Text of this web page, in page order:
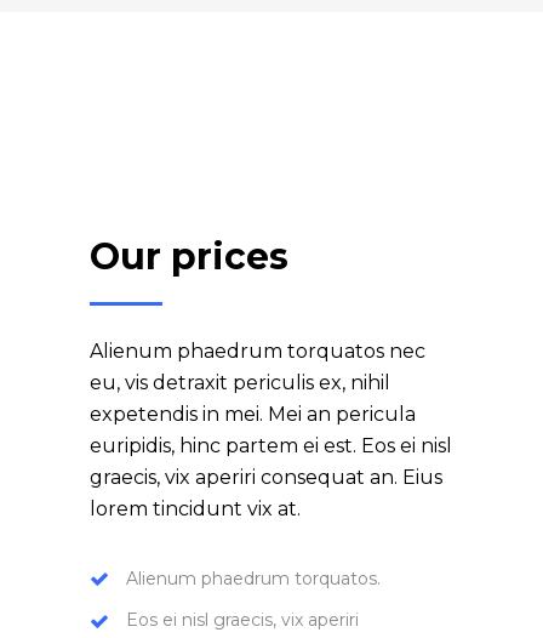
Our prices
Alienum phaedrum torquatos nec
eu, vis detraxit periculis ex, nihil
expetendis in mei. Mei an pericula
euripidis, hinc partem ei est. Eos ei nisl
graecis, vix aperiri consequat an. Eius
lorem tincidunt vix at.
Alienum phaedrum torquatos.
Eos ei nisl graecis, vix aperiri